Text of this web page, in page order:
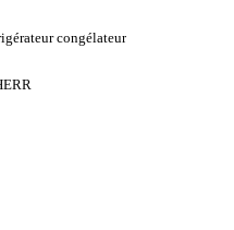
congélateur